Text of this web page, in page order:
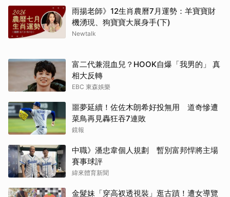
雨揚老師》12生肖農曆7月運勢：羊寶寶財
機湧現、狗寶寶大展身手(下)
Newtalk
富二代兼混血兒？HOOK自爆「我男的」 真
相大反轉
EBC 東森娛樂
噩夢延續！佐佐木朗希好投無用 道奇慘遭
菜鳥再見轟狂吞7連敗
鏡報
中職》潘忠韋個人規劃 暫別富邦悍將主場
賽事球評
緯來體育新聞
金髮妹「穿高衩透視裝」逛古蹟！遭女導覽